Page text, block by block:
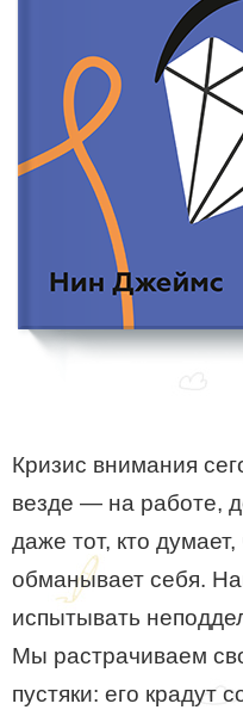
Кризис внимания
везде — на работе,
даже тот, кто
обманывает себя.
испытывать
Мы растрачиваем
пустяки: его крадут